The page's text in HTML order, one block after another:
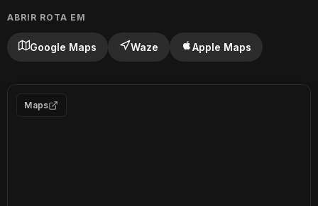
ABRIR ROTA EM
Google Maps Waze Apple Maps
Maps